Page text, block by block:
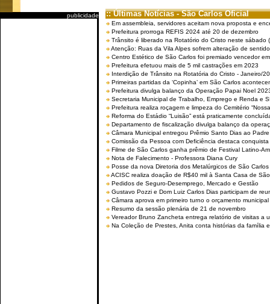
publicidade :: Últimas Notícias - São Carlos Oficial
Em assembleia, servidores aceitam nova proposta e
Prefeitura prorroga REFIS 2024 até 20 de dezembro
Trânsito é liberado na Rotatório do Cristo neste sábado
Atenção: Ruas da Vila Alpes sofrem alteração de
Centro Estético de São Carlos foi premiado vencedor
Prefeitura efetuou mais de 5 mil castrações em 2023
Interdição de Trânsito na Rotatória do Cristo - Janeiro/
Primeiras partidas da ‘Copinha’ em São Carlos
Prefeitura divulga balanço da Operação Papai Noel
Secretaria Municipal de Trabalho, Emprego e Renda e
Prefeitura realiza roçagem e limpeza do Cemitério
Reforma do Estádio “Luisão” está praticamente
Departamento de fiscalização divulga balanço da
Câmara Municipal entregou Prêmio Santo Dias ao
Comissão da Pessoa com Deficiência destaca
Filme de São Carlos ganha prêmio de Festival Latino-
Nota de Falecimento - Professora Diana Cury
Posse da nova Diretoria dos Metalúrgicos de São
ACISC realiza doação de R$40 mil à Santa Casa de
Pedidos de Seguro-Desemprego, Mercado e Gestão
Gustavo Pozzi e Dom Luiz Carlos Dias participam de
Câmara aprova em primeiro turno o orçamento
Resumo da sessão plenária de 21 de novembro
Vereador Bruno Zancheta entrega relatório de visitas a
Na Coleção de Prestes, Anita conta histórias da família